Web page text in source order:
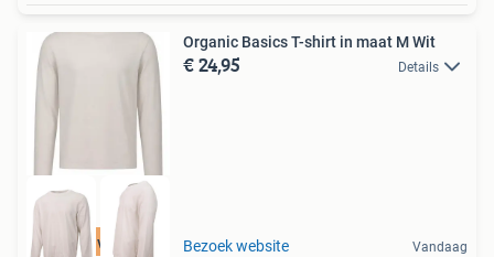
Tot 75% voordeel
Organic Basics T-shirt in maat M Wit
€ 24,95 Details
Bezoek website Vandaag